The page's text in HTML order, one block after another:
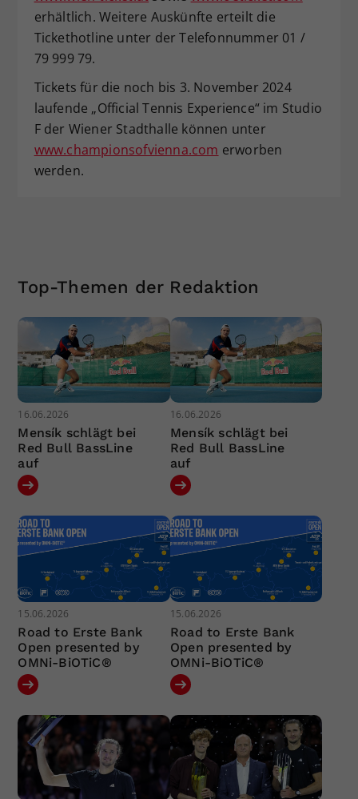
erhältlich. Weitere Auskünfte erteilt die
Tickethotline unter der Telefonnummer 01 /
79 999 79.
Tickets für die noch bis 3. November 2024
laufende „Official Tennis Experience“ im Studio
F der Wiener Stadthalle können unter
www.championsofvienna.com erworben
werden.
Top-Themen der Redaktion
16.06.2026
Mensík schlägt bei
Red Bull BassLine
auf
16.06.2026
Mensík schlägt bei
Red Bull BassLine
auf
15.06.2026
Road to Erste Bank
Open presented by
OMNi-BiOTiC®
15.06.2026
Road to Erste Bank
Open presented by
OMNi-BiOTiC®